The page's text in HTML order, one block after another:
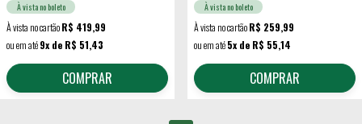
À vista no boleto
À vista no cartãoR$ 419,99
ou em até9x de R$ 51,43
COMPRAR
À vista no boleto
À vista no cartãoR$ 259,99
ou em até5x de R$ 55,14
COMPRAR